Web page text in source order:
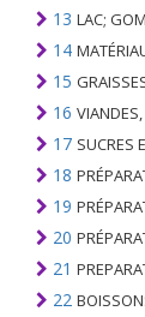
13 LAC;
14 MATÉRIAUX DE
15 GRAISSES ET HUILES
16 VIANDES,
17 SUCRES
18
19
20
21
22